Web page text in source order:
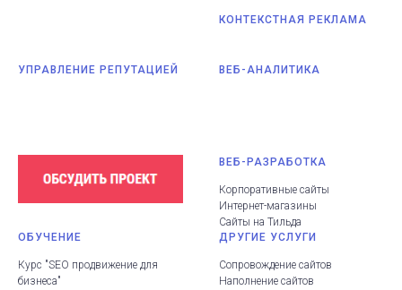
КОНТЕКСТНАЯ РЕКЛАМА
УПРАВЛЕНИЕ РЕПУТАЦИЕЙ ВЕБ-АНАЛИТИКА
ВЕБ-РАЗРАБОТКА
Корпоративные сайты
Интернет-магазины
Сайты на Тильда
ОБУЧЕНИЕ
Курс "SEO продвижение для
бизнеса"
ДРУГИЕ УСЛУГИ
Сопровождение сайтов
Наполнение сайтов